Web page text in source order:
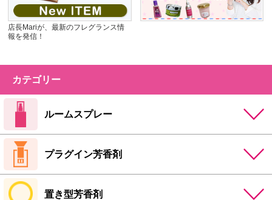
店長Mariが、最新のフレグランス情
報を発信！
カテゴリー
ルームスプレー
プラグイン芳香剤
置き型芳香剤